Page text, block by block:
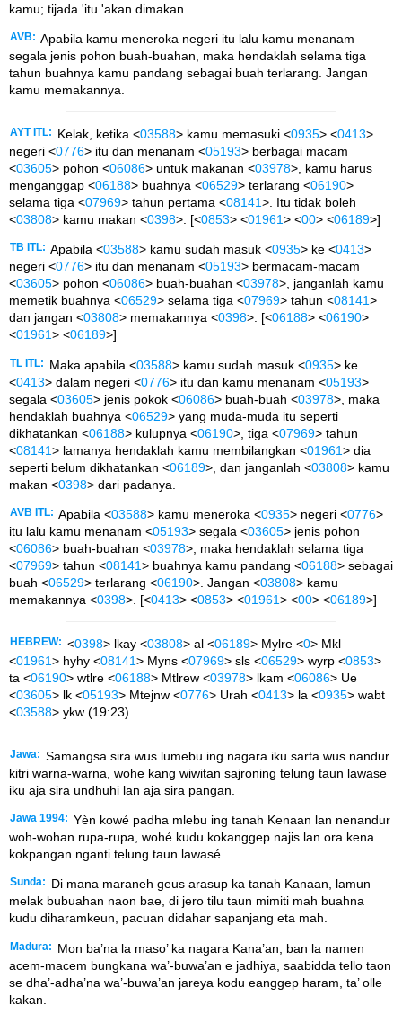
kamu; tijada 'itu 'akan dimakan.
AVB: Apabila kamu meneroka negeri itu lalu kamu menanam
segala jenis pohon buah-buahan, maka hendaklah selama tiga
tahun buahnya kamu pandang sebagai buah terlarang. Jangan
kamu memakannya.
AYT ITL: Kelak, ketika <03588> kamu memasuki <0935> <0413>
negeri <0776> itu dan menanam <05193> berbagai macam
<03605> pohon <06086> untuk makanan <03978>, kamu harus
menganggap <06188> buahnya <06529> terlarang <06190>
selama tiga <07969> tahun pertama <08141>. Itu tidak boleh
<03808> kamu makan <0398>. [<0853> <01961> <00> <06189>]
TB ITL: Apabila <03588> kamu sudah masuk <0935> ke <0413>
negeri <0776> itu dan menanam <05193> bermacam-macam
<03605> pohon <06086> buah-buahan <03978>, janganlah kamu
memetik buahnya <06529> selama tiga <07969> tahun <08141>
dan jangan <03808> memakannya <0398>. [<06188> <06190>
<01961> <06189>]
TL ITL: Maka apabila <03588> kamu sudah masuk <0935> ke
<0413> dalam negeri <0776> itu dan kamu menanam <05193>
segala <03605> jenis pokok <06086> buah-buah <03978>, maka
hendaklah buahnya <06529> yang muda-muda itu seperti
dikhatankan <06188> kulupnya <06190>, tiga <07969> tahun
<08141> lamanya hendaklah kamu membilangkan <01961> dia
seperti belum dikhatankan <06189>, dan janganlah <03808> kamu
makan <0398> dari padanya.
AVB ITL: Apabila <03588> kamu meneroka <0935> negeri <0776>
itu lalu kamu menanam <05193> segala <03605> jenis pohon
<06086> buah-buahan <03978>, maka hendaklah selama tiga
<07969> tahun <08141> buahnya kamu pandang <06188> sebagai
buah <06529> terlarang <06190>. Jangan <03808> kamu
memakannya <0398>. [<0413> <0853> <01961> <00> <06189>]
HEBREW: <0398> lkay <03808> al <06189> Mylre <0> Mkl
<01961> hyhy <08141> Myns <07969> sls <06529> wyrp <0853>
ta <06190> wtlre <06188> Mtlrew <03978> lkam <06086> Ue
<03605> lk <05193> Mtejnw <0776> Urah <0413> la <0935> wabt
<03588> ykw (19:23)
Jawa: Samangsa sira wus lumebu ing nagara iku sarta wus nandur
kitri warna-warna, wohe kang wiwitan sajroning telung taun lawase
iku aja sira undhuhi lan aja sira pangan.
Jawa 1994: Yèn kowé padha mlebu ing tanah Kenaan lan nenandur
woh-wohan rupa-rupa, wohé kudu kokanggep najis lan ora kena
kokpangan nganti telung taun lawasé.
Sunda:
Di mana maraneh geus arasup ka tanah Kanaan, lamun
melak bubuahan naon bae, di jero tilu taun mimiti mah buahna
kudu diharamkeun, pacuan didahar sapanjang eta mah.
Madura:
Mon ba’na la maso’ ka nagara Kana’an, ban la namen
acem-macem bungkana wa’-buwa’an e jadhiya, saabidda tello taon
se dha’-adha’na wa’-buwa’an jareya kodu eanggep haram, ta’ olle
kakan.